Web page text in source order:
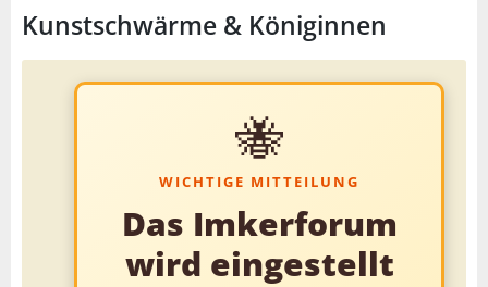
Kunstschwärme & Königinnen
🐝
WICHTIGE MITTEILUNG
Das Imkerforum
wird eingestellt